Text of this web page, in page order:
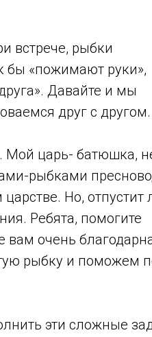
встрече, рыбки
бы «пожимают руки»,
Давайте и мы
друг с другом.
Мой царь- батюшка,
рыбками
Но, отпустит
Ребята, помогите
вам очень
рыбку и поможем
эти сложные